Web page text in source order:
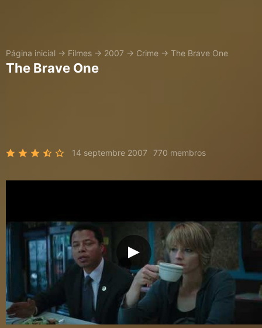
Página inicial → Filmes → 2007 → Crime → The Brave One
The Brave One
14 septembre 2007 770 membros